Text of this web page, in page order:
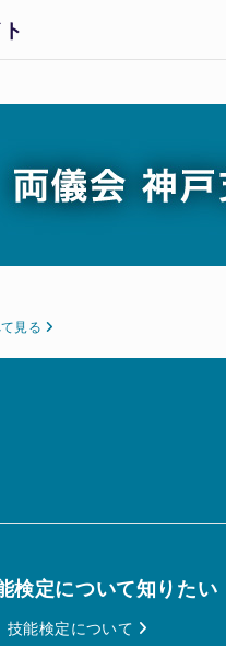
見る
検定について知りたい
技能検定について